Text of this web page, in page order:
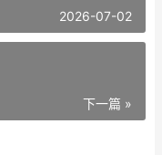
2026-07-02
下一篇 »